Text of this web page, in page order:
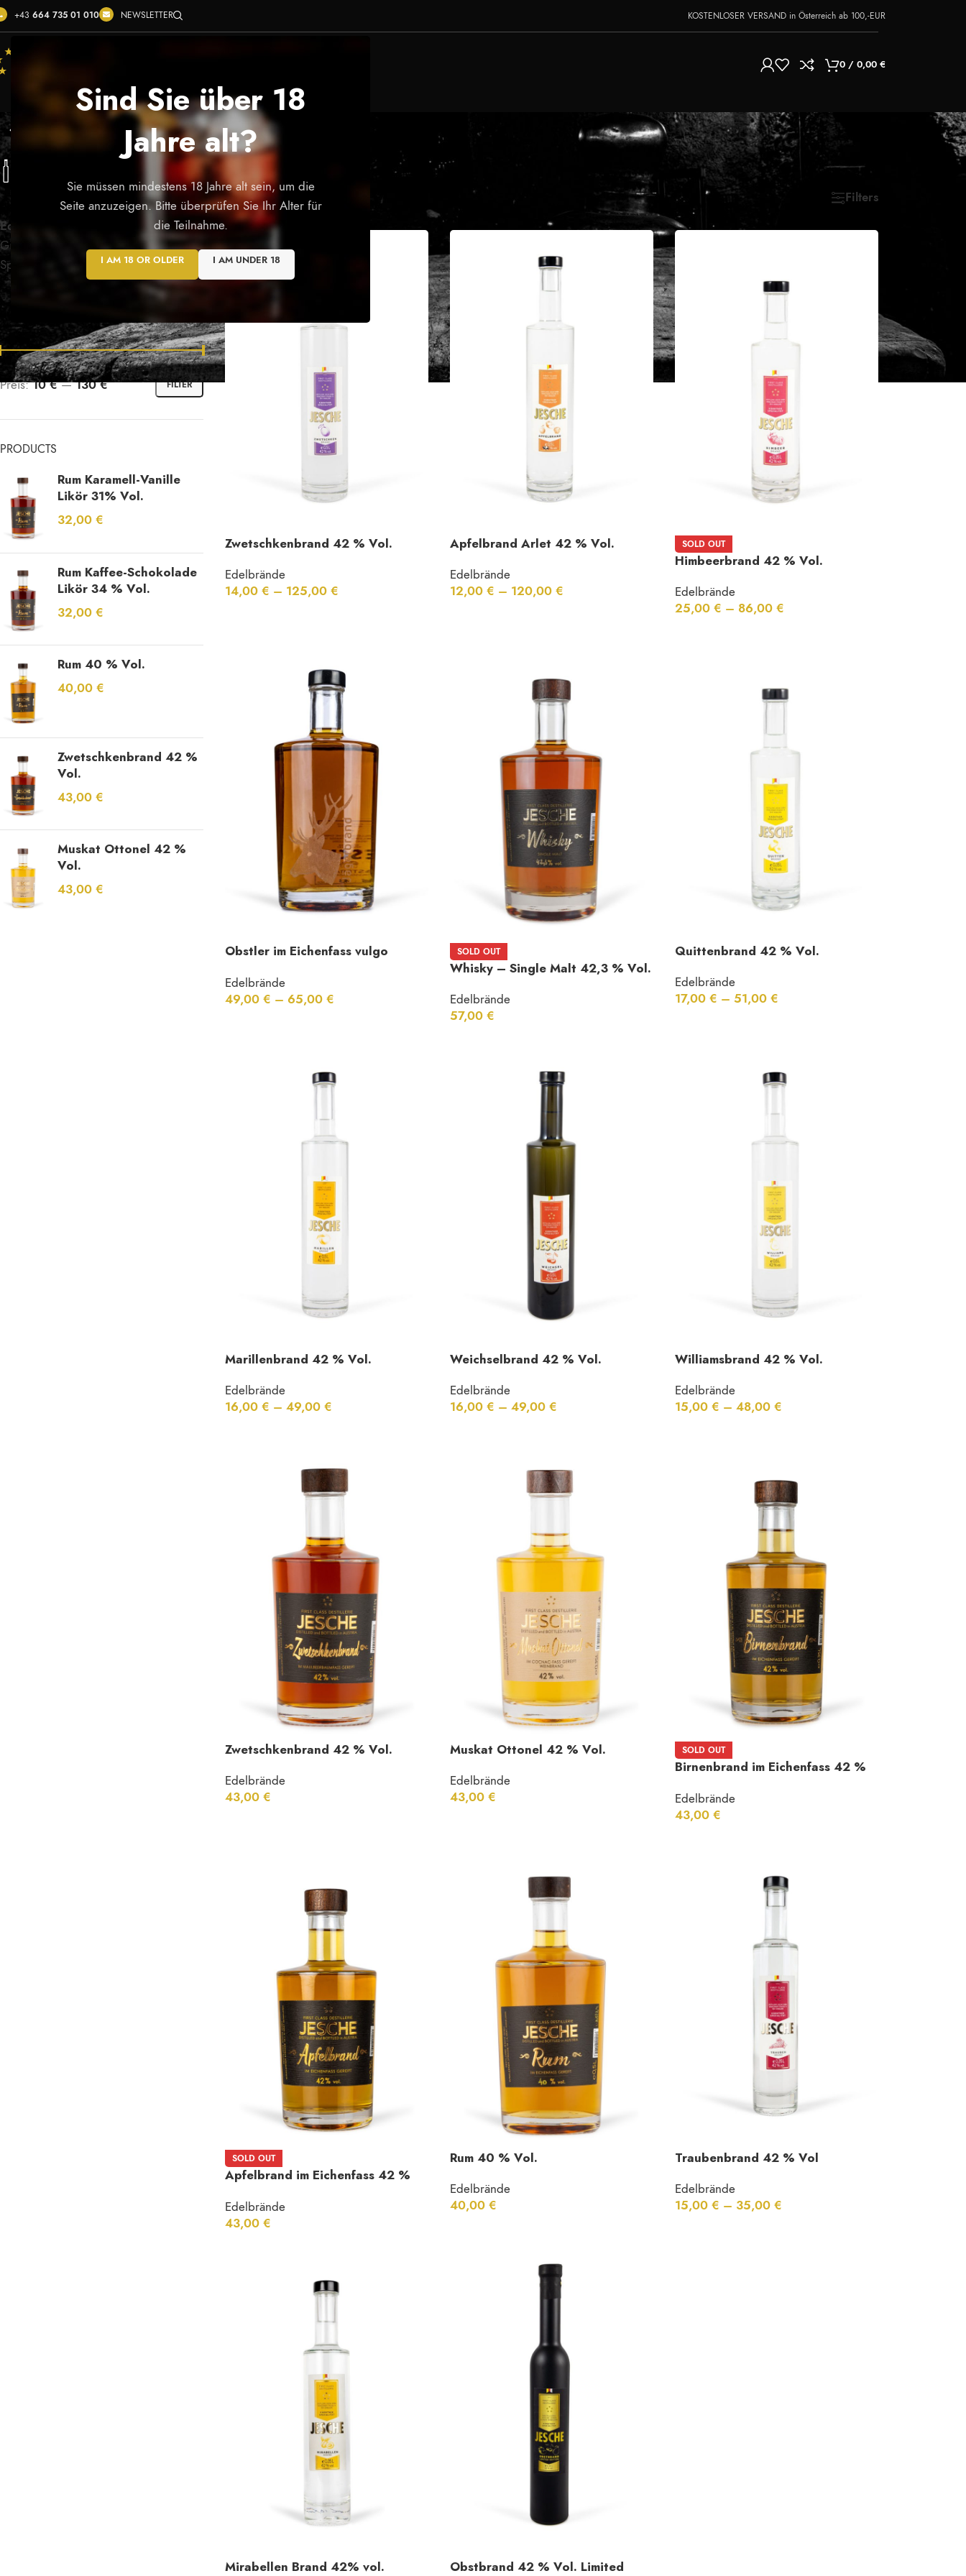
Sind Sie über 18
Jahre alt?
Sie müssen mindestens 18 Jahre alt sein, um die
Seite anzuzeigen. Bitte überprüfen Sie Ihr Alter für
die Teilnahme.
I AM 18 OR OLDER I AM UNDER 18
+43 664 735 01 010 NEWSLETTER KOSTENLOSER VERSAND in Österreich ab 100,-EUR
0 / 0,00 €
Edelbrände
SPIRITUOSEN
4 Products
SONSTIGES
KATEGORIEN
Edelbrände
Gin
Spirituosen
NACH PREIS FILTERN
FILTER
Preis:10 €—130 €
PRODUCTS
Rum Karamell-Vanille
Likör 31% Vol.
32,00 €
Rum Kaffee-Schokolade
Likör 34 % Vol.
32,00 €
Rum 40 % Vol.
40,00 €
Zwetschkenbrand 42 %
Vol.
43,00 €
Muskat Ottonel 42 %
Vol.
43,00 €
Startseite/ Edelbrände Seite 2 Show 9 24 Filters
Zwetschkenbrand 42 % Vol.
Edelbrände
14,00 € – 125,00 €
Apfelbrand Arlet 42 % Vol.
Edelbrände
12,00 € – 120,00 €
SOLD OUT
Himbeerbrand 42 % Vol.
Edelbrände
25,00 € – 86,00 €
Obstler im Eichenfass vulgo
Edelbrände
49,00 € – 65,00 €
SOLD OUT
Whisky – Single Malt 42,3 % Vol.
Edelbrände
57,00 €
Quittenbrand 42 % Vol.
Edelbrände
17,00 € – 51,00 €
Marillenbrand 42 % Vol.
Edelbrände
16,00 € – 49,00 €
Weichselbrand 42 % Vol.
Edelbrände
16,00 € – 49,00 €
Williamsbrand 42 % Vol.
Edelbrände
15,00 € – 48,00 €
Zwetschkenbrand 42 % Vol.
Edelbrände
43,00 €
Muskat Ottonel 42 % Vol.
Edelbrände
43,00 €
SOLD OUT
Birnenbrand im Eichenfass 42 %
Edelbrände
43,00 €
SOLD OUT
Apfelbrand im Eichenfass 42 %
Edelbrände
43,00 €
Rum 40 % Vol.
Edelbrände
40,00 €
Traubenbrand 42 % Vol
Edelbrände
15,00 € – 35,00 €
Mirabellen Brand 42% vol.
Obstbrand 42 % Vol. Limited